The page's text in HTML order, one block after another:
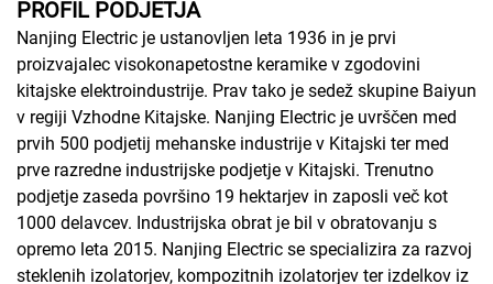
PROFIL PODJETJA
Nanjing Electric je ustanovljen leta 1936 in je prvi
proizvajalec visokonapetostne keramike v zgodovini
kitajske elektroindustrije. Prav tako je sedež skupine Baiyun
v regiji Vzhodne Kitajske. Nanjing Electric je uvrščen med
prvih 500 podjetij mehanske industrije v Kitajski ter med
prve razredne industrijske podjetje v Kitajski. Trenutno
podjetje zaseda površino 19 hektarjev in zaposli več kot
1000 delavcev. Industrijska obrat je bil v obratovanju s
opremo leta 2015. Nanjing Electric se specializira za razvoj
steklenih izolatorjev, kompozitnih izolatorjev ter izdelkov iz